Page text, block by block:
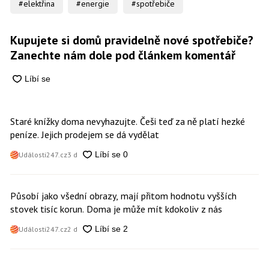
#elektřina #energie #spotřebiče
Kupujete si domů pravidelně nové spotřebiče?
Zanechte nám dole pod článkem komentář
Staré knížky doma nevyhazujte. Češi teď za ně platí hezké
peníze. Jejich prodejem se dá vydělat
Události247.cz3 d
Působí jako všední obrazy, mají přitom hodnotu vyšších
stovek tisíc korun. Doma je může mít kdokoliv z nás
Události247.cz2 d